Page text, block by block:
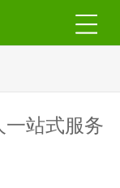
站式服务